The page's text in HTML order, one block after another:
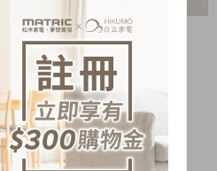
能特色清楚的說明
潔
物更多元